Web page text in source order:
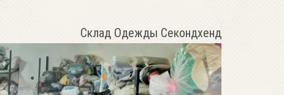
Склад Одежды Секондхенд